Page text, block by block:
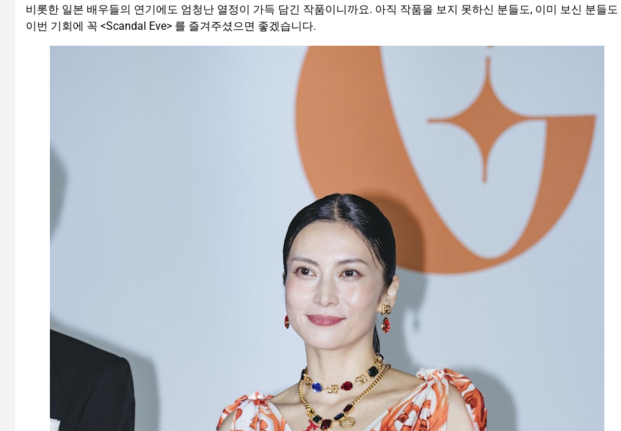
비롯한 일본 배우들의 연기에도 엄청난 열정이 가득 담긴 작품이니까요. 아직 작품을 보지 못하신 분들도, 이미 보신 분들도
이번 기회에 꼭 <Scandal Eve> 를 즐겨주셨으면 좋겠습니다.